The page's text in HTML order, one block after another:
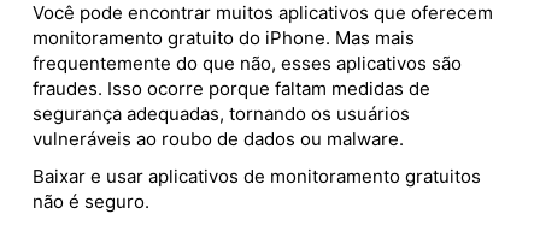
Você pode encontrar muitos aplicativos que oferecem
monitoramento gratuito do iPhone. Mas mais
frequentemente do que não, esses aplicativos são
fraudes. Isso ocorre porque faltam medidas de
segurança adequadas, tornando os usuários
vulneráveis ​​ao roubo de dados ou malware.
Baixar e usar aplicativos de monitoramento gratuitos
não é seguro.